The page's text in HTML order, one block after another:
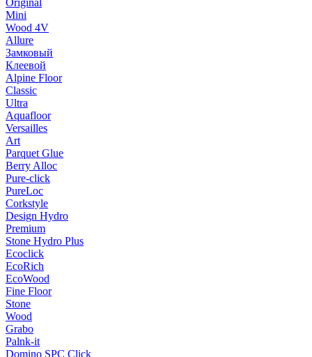
Original
Mini
Wood 4V
Allure
Замковый
Клеевой
Alpine Floor
Classic
Ultra
Aquafloor
Versailles
Art
Parquet Glue
Berry Alloc
Pure-click
PureLoc
Corkstyle
Design Hydro
Premium
Stone Hydro Plus
Ecoclick
EcoRich
EcoWood
Fine Floor
Stone
Wood
Grabo
Palnk-it
Domino SPC Click